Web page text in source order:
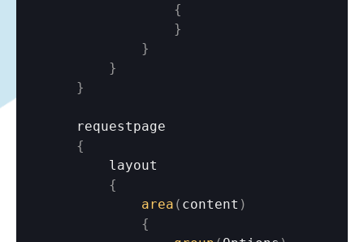
{
}
}
}
}
requestpage
{
layout
{
area ( content )
{